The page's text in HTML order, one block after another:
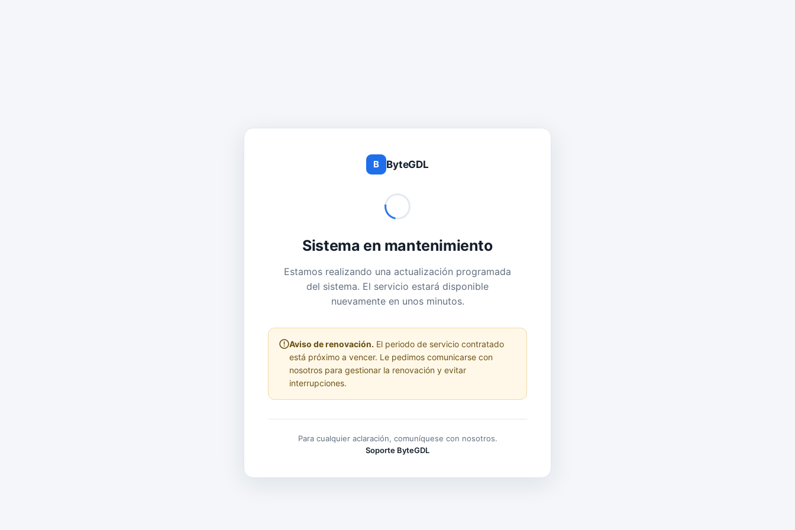
B ByteGDL
Sistema en mantenimiento
Estamos realizando una actualización programada
del sistema. El servicio estará disponible
nuevamente en unos minutos.
Aviso de renovación. El periodo de servicio contratado
está próximo a vencer. Le pedimos comunicarse con
nosotros para gestionar la renovación y evitar
interrupciones.
Para cualquier aclaración, comuníquese con nosotros.
Soporte ByteGDL